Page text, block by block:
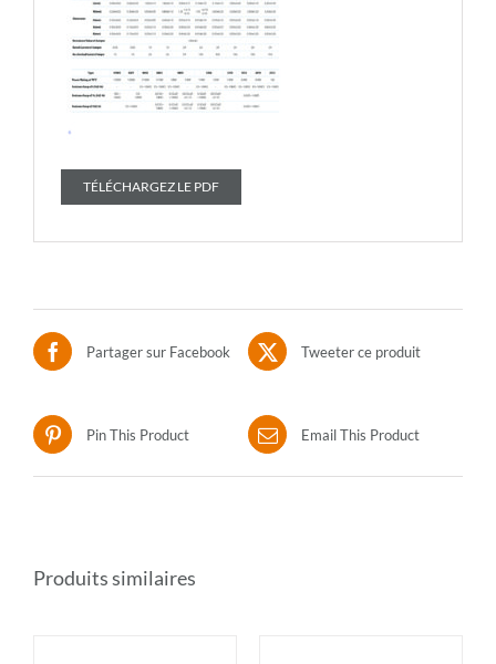
TÉLÉCHARGEZ LE PDF
Partager sur Facebook Tweeter ce produit
Pin This Product Email This Product
Produits similaires